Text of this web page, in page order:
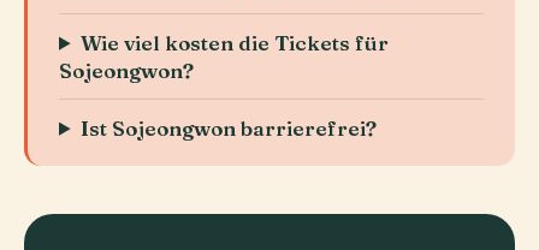
Wie viel kosten die Tickets für
Sojeongwon?
Ist Sojeongwon barrierefrei?